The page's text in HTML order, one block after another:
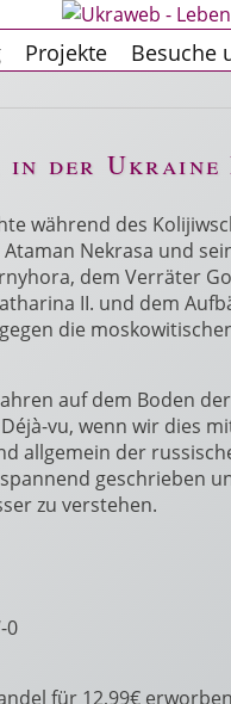
Projekte Besuche
der Ukraine
während des
Nekrasa und
dem Verräter
II. und dem
die
auf dem Boden
vu, wenn wir dies
allgemein der
geschrieben
zu verstehen.
0
für 12,99€